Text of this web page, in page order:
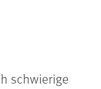
schwierige